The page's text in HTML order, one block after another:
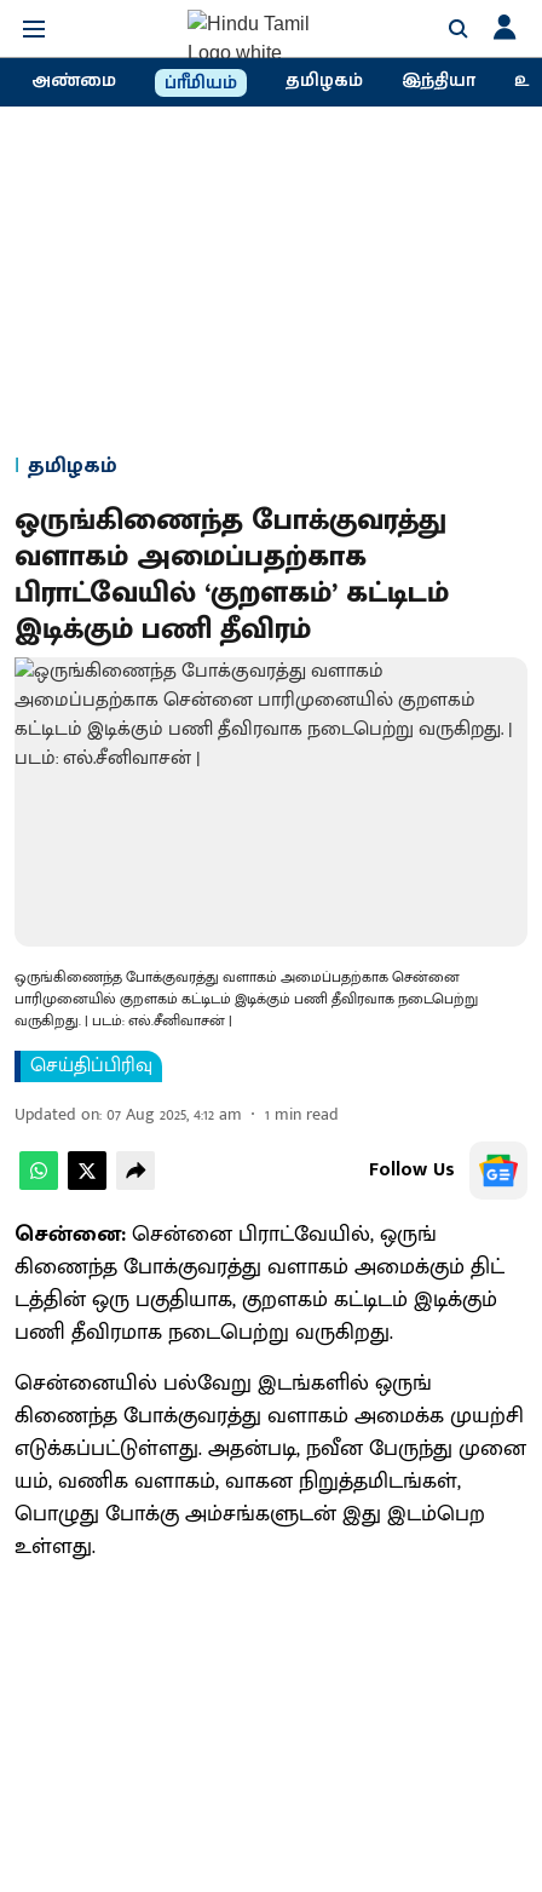
அண்மை ப்ரீமியம் தமிழகம் இந்தியா
தமிழகம்
ஒருங்கிணைந்த போக்குவரத்து
வளாகம் அமைப்பதற்காக
பிராட்வேயில் ‘குறளகம்’ கட்டிடம்
இடிக்கும் பணி தீவிரம்
ஒருங்கிணைந்த போக்குவரத்து வளாகம் அமைப்பதற்காக சென்னை
பாரிமுனையில் குறளகம் கட்டிடம் இடிக்கும் பணி தீவிரவாக நடைபெற்று
வருகிறது. | படம்: எல்.சீனிவாசன் |
செய்திப்பிரிவு
Updated on:07 Aug 2025, 4:12 am 1 min read
Follow Us
சென்னை:சென்னை பிராட்​வே​யில், ஒருங்​
கிணைந்த போக்​கு​வரத்து வளாகம் அமைக்​கும் திட்​
டத்​தின் ஒரு பகு​தி​யாக, குறளகம் கட்டிடம் இடிக்​கும்
பணி தீவிர​மாக நடை​பெற்று வரு​கிறது.
சென்​னை​யில் பல்​வேறு இடங்​களில் ஒருங்​
கிணைந்த போக்​கு​வரத்து வளாகம் அமைக்க முயற்சி
எடுக்​கப்​பட்​டுள்​ளது. அதன்​படி, நவீன பேருந்து முனை​
யம், வணிக வளாகம், வாகன நிறுத்​தமிடங்​கள்,
பொழுது போக்கு அம்​சங்​களு​டன் இது இடம்​பெற
உள்ளது.